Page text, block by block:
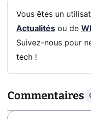
Vous êtes un
Actualitésou de
Suivez-nous pour
tech !
Commentaires